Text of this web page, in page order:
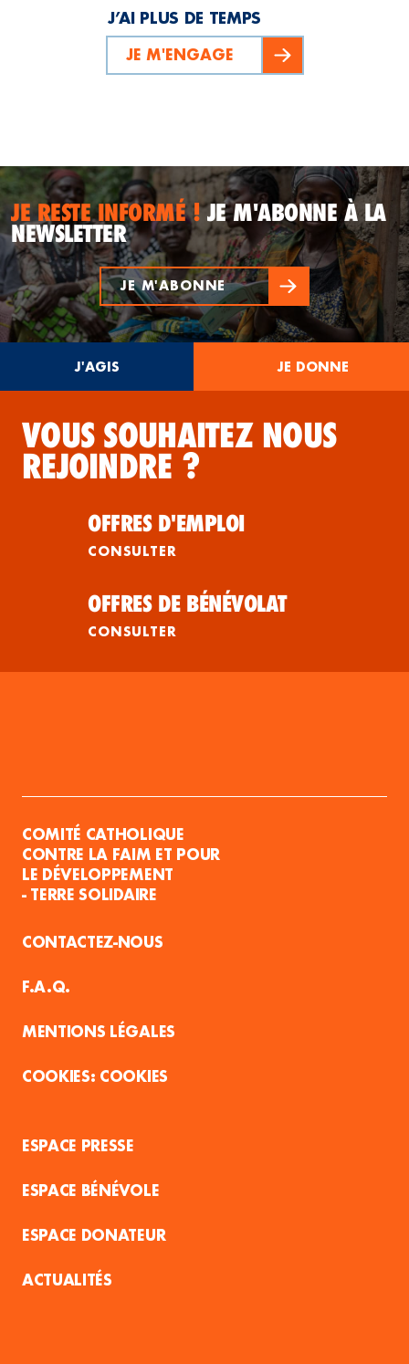
J’AI PLUS DE TEMPS
JE M'ENGAGE
JE RESTE INFORMÉ !JE M'ABONNE À LA
NEWSLETTER
JE M'ABONNE
J'AGIS JE DONNE
VOUS SOUHAITEZ NOUS
REJOINDRE ?
OFFRES D'EMPLOI
CONSULTER
OFFRES DE BÉNÉVOLAT
CONSULTER
COMITÉ CATHOLIQUE
CONTRE LA FAIM ET POUR
LE DÉVELOPPEMENT
- TERRE SOLIDAIRE
CONTACTEZ-NOUS
F.A.Q.
MENTIONS LÉGALES
COOKIES
ESPACE PRESSE
ESPACE BÉNÉVOLE
ESPACE DONATEUR
ACTUALITÉS